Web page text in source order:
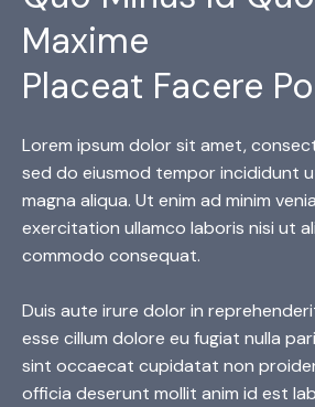
Maxime
Placeat Facere
Lorem ipsum dolor sit amet,
sed do eiusmod tempor incididunt
magna aliqua. Ut enim ad minim
exercitation ullamco laboris nisi ut
commodo consequat.
Duis aute irure dolor in
esse cillum dolore eu fugiat nulla
sint occaecat cupidatat non
officia deserunt mollit anim id est